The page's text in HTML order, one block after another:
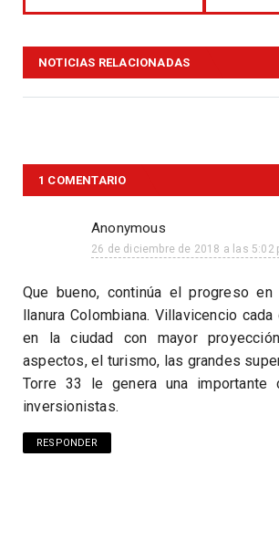
NOTICIAS RELACIONADAS
1 COMENTARIO
Anonymous
26 de diciembre de 2018 a las 5:02
Que bueno, continúa el progreso
llanura Colombiana. Villavicencio
en la ciudad con mayor
aspectos, el turismo, las grandes
Torre 33 le genera una importante
inversionistas.
RESPONDER